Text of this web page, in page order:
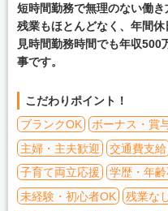
短時間勤務で無理のない働き
残業もほとんどなく、年間休
見時間勤務時間でも年収500
事です。
こだわりポイント！
ブランクOK
ボーナス・賞
主婦・主夫歓迎
交通費支給
子育て両立応援
学歴・年齢
未経験・初心者OK
残業な